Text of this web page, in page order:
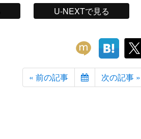
U-NEXTで見る
« 前の記事 次の記事 »